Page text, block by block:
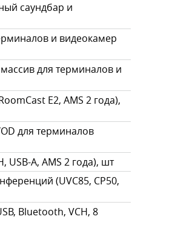
саундбар и
и видеокамер
для терминалов и
E2, AMS 2 года),
для терминалов
USB-A, AMS 2 года), шт
(UVC85, CP50,
Bluetooth, VCH, 8